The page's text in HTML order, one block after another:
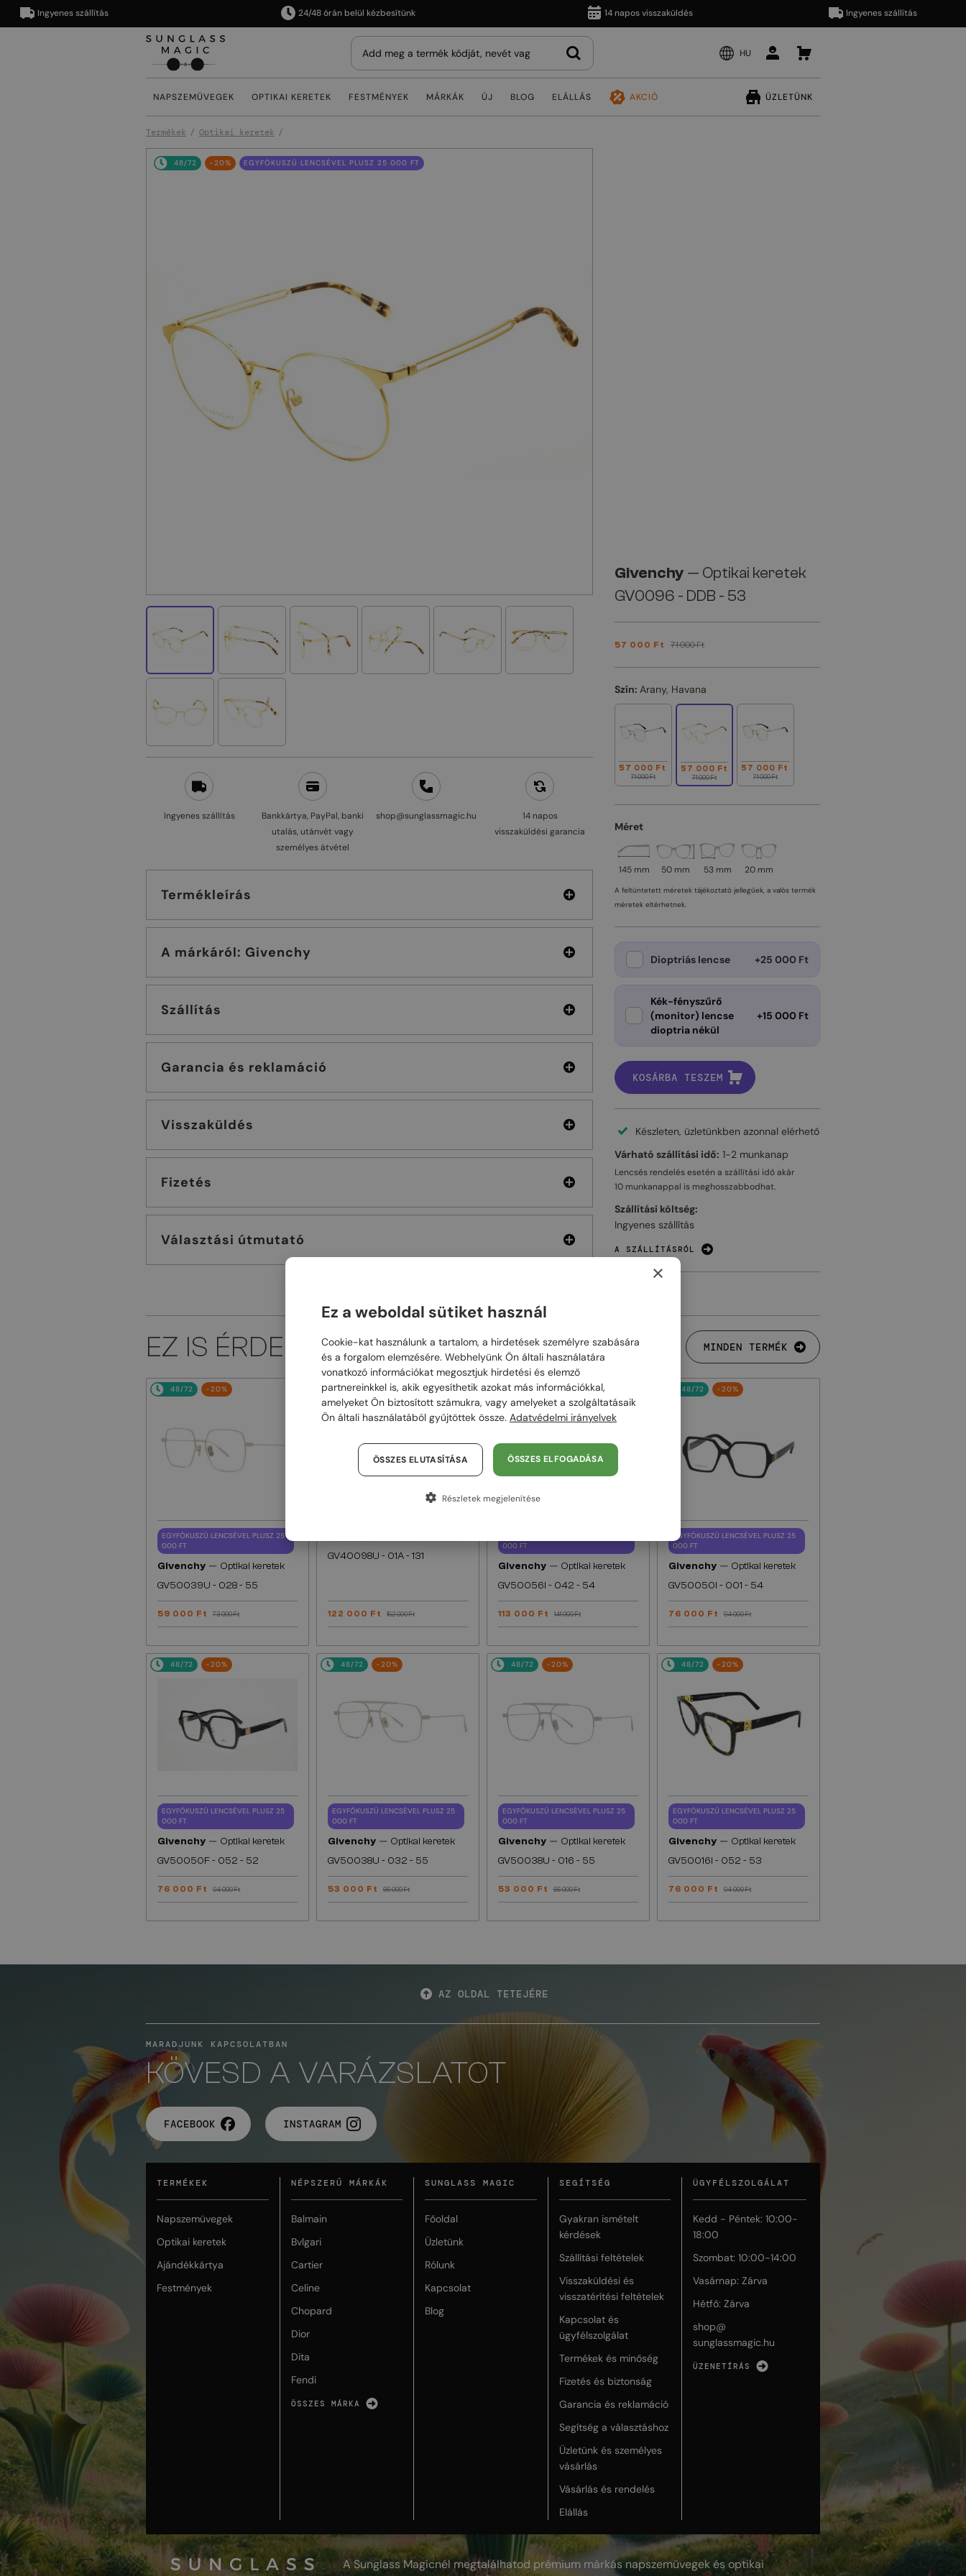
Ingyenes szállítás 24/48 órán belül kézbesítünk 14 napos visszaküldés Ingyenes szállítás
HU
NAPSZEMÜVEGEK OPTIKAI KERETEK FESTMÉNYEK MÁRKÁK ÚJ BLOG ELÁLLÁS AKCIÓ ÜZLETÜNK
Termékek Optikai keretek
48/72 -20% EGYFÓKUSZÚ LENCSÉVEL PLUSZ 25 000 FT
Ingyenes szállítás
Bankkártya, PayPal, banki
utalás, utánvét vagy
személyes átvétel
shop@sunglassmagic.hu
14 napos
visszaküldési garancia
Termékleírás
A márkáról: Givenchy
Szállítás
Garancia és reklamáció
Visszaküldés
Fizetés
Választási útmutató
Givenchy — Optikai keretek
GV0096 - DDB - 53
57 000 Ft 71 000 Ft
Szín: Arany, Havana
57 000 Ft
71 000 Ft
57 000 Ft
71 000 Ft
57 000 Ft
71 000 Ft
Méret
145 mm 50 mm 53 mm 20 mm
A feltüntetett méretek tájékoztató jellegűek, a valós termék
méretek eltérhetnek.
Dioptriás lencse +25 000 Ft
Kék-fényszűrő
(monitor) lencse
dioptria nékül
+15 000 Ft
KOSÁRBA TESZEM
Készleten, üzletünkben azonnal elérhető
Várható szállítási idő: 1-2 munkanap
Lencsés rendelés esetén a szállítási idő akár
10 munkanappal is meghosszabbodhat.
Szállítási költség:
Ingyenes szállítás
A SZÁLLÍTÁSRÓL
EZ IS ÉRDEKELHET MINDEN TERMÉK
48/72 -20%
EGYFÓKUSZÚ LENCSÉVEL PLUSZ 25
000 FT
Givenchy — Optikai keretek
GV50039U - 028 - 55
59 000 Ft 73 000 Ft
48/72 -20%
GV40098U - 01A - 131
122 000 Ft 152 000 Ft
48/72 -20%
000 FT
Givenchy — Optikai keretek
GV50056I - 042 - 54
113 000 Ft 141 000 Ft
48/72 -20%
EGYFÓKUSZÚ LENCSÉVEL PLUSZ 25
000 FT
Givenchy — Optikai keretek
GV50050I - 001 - 54
76 000 Ft 94 000 Ft
48/72 -20%
EGYFÓKUSZÚ LENCSÉVEL PLUSZ 25
000 FT
Givenchy — Optikai keretek
GV50050F - 052 - 52
76 000 Ft 94 000 Ft
48/72 -20%
EGYFÓKUSZÚ LENCSÉVEL PLUSZ 25
000 FT
Givenchy — Optikai keretek
GV50038U - 032 - 55
53 000 Ft 66 000 Ft
48/72 -20%
EGYFÓKUSZÚ LENCSÉVEL PLUSZ 25
000 FT
Givenchy — Optikai keretek
GV50038U - 016 - 55
53 000 Ft 66 000 Ft
48/72 -20%
EGYFÓKUSZÚ LENCSÉVEL PLUSZ 25
000 FT
Givenchy — Optikai keretek
GV50016I - 052 - 53
76 000 Ft 94 000 Ft
AZ OLDAL TETEJÉRE
MARADJUNK KAPCSOLATBAN
KÖVESD A VARÁZSLATOT
FACEBOOK INSTAGRAM
TERMÉKEK
Napszemüvegek
Optikai keretek
Ajándékkártya
Festmények
NÉPSZERŰ MÁRKÁK
Balmain
Bvlgari
Cartier
Celine
Chopard
Dior
Dita
Fendi
ÖSSZES MÁRKA
SUNGLASS MAGIC
Főoldal
Üzletünk
Rólunk
Kapcsolat
Blog
SEGÍTSÉG
Gyakran ismételt
kérdések
Szállítási feltételek
Visszaküldési és
visszatérítési feltételek
Kapcsolat és
ügyfélszolgálat
Termékek és minőség
Fizetés és biztonság
Garancia és reklamáció
Segítség a választáshoz
Üzletünk és személyes
vásárlás
Vásárlás és rendelés
Elállás
ÜGYFÉLSZOLGÁLAT
Kedd - Péntek: 10:00-
18:00
Szombat: 10:00-14:00
Vasárnap: Zárva
Hétfő: Zárva
shop@
sunglassmagic.hu
ÜZENETÍRÁS
A Sunglass Magicnél megtalálhatod prémium márkás napszemüvegek és optikai
×
Ez a weboldal sütiket használ
Cookie-kat használunk a tartalom, a hirdetések személyre szabására
és a forgalom elemzésére. Webhelyünk Ön általi használatára
vonatkozó információkat megosztjuk hirdetési és elemző
partnereinkkel is, akik egyesíthetik azokat más információkkal,
amelyeket Ön biztosított számukra, vagy amelyeket a szolgáltatásaik
Ön általi használatából gyűjtöttek össze. Adatvédelmi irányelvek
ÖSSZES ELFOGADÁSA
ÖSSZES ELUTASÍTÁSA
Részletek megjelenítése